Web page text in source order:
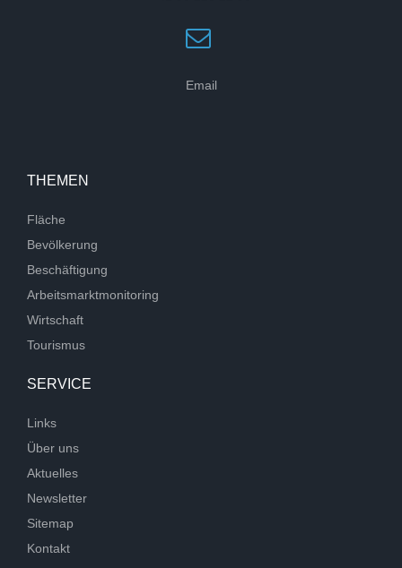
Email
THEMEN
Fläche
Bevölkerung
Beschäftigung
Arbeitsmarktmonitoring
Wirtschaft
Tourismus
SERVICE
Links
Über uns
Aktuelles
Newsletter
Sitemap
Kontakt